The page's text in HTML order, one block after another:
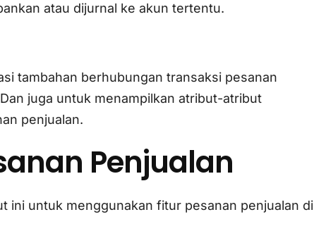
atau dijurnal ke akun tertentu.
tambahan berhubungan transaksi pesanan
juga untuk menampilkan atribut-atribut
penjualan.
Penjualan
ini untuk menggunakan fitur pesanan penjualan di